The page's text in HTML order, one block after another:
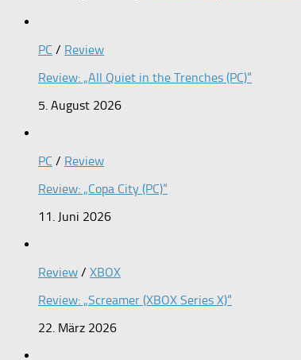
PC / Review
Review: „All Quiet in the Trenches (PC)“
5. August 2026
PC / Review
Review: „Copa City (PC)“
11. Juni 2026
Review / XBOX
Review: „Screamer (XBOX Series X)“
22. März 2026